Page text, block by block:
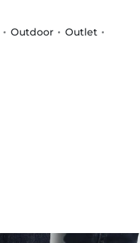
Outdoor Outlet